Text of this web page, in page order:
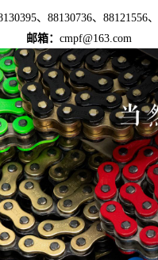
、88130736、88121556、
邮箱：cmpf@163.com